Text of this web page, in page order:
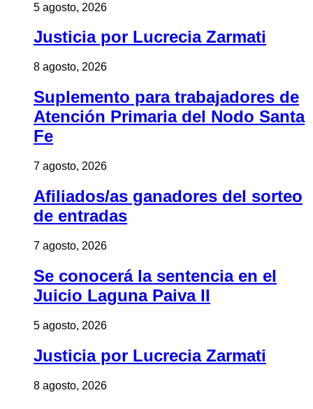
5 agosto, 2026
Justicia por Lucrecia Zarmati
8 agosto, 2026
Suplemento para trabajadores de
Atención Primaria del Nodo Santa
Fe
7 agosto, 2026
Afiliados/as ganadores del sorteo
de entradas
7 agosto, 2026
Se conocerá la sentencia en el
Juicio Laguna Paiva II
5 agosto, 2026
Justicia por Lucrecia Zarmati
8 agosto, 2026